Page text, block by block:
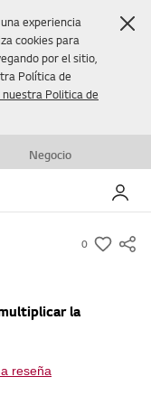
experiencia
cookies para
por el sitio,
Política de
nuestra Politica de
Negocio
Mi LG
0
s
la
reseña